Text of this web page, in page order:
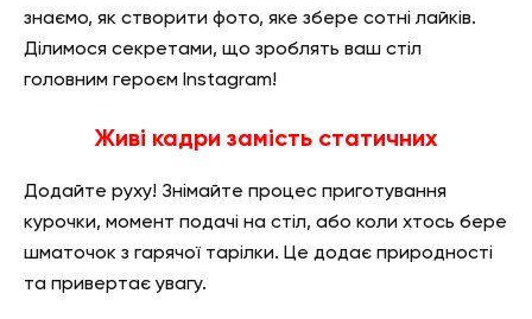
знаємо, як створити фото, яке збере сотні лайків.
Ділимося секретами, що зроблять ваш стіл
головним героєм Instagram!
Живі кадри замість статичних
Додайте руху! Знімайте процес приготування
курочки, момент подачі на стіл, або коли хтось бере
шматочок з гарячої тарілки. Це додає природності
та привертає увагу.